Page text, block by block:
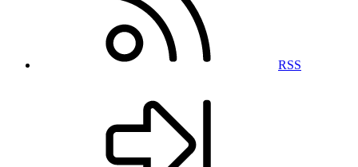
RSS